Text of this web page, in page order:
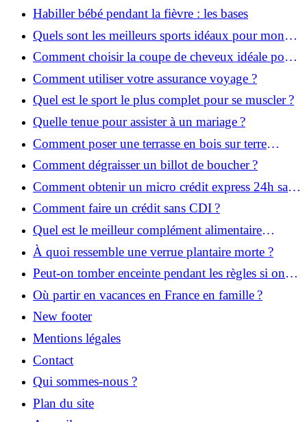
Habiller bébé pendant la fièvre : les bases
Quels sont les meilleurs sports idéaux pour mon
enfant ?
Comment choisir la coupe de cheveux idéale pour
votre visage ?
Comment utiliser votre assurance voyage ?
Quel est le sport le plus complet pour se muscler ?
Quelle tenue pour assister à un mariage ?
Comment poser une terrasse en bois sur terre
battue ?
Comment dégraisser un billot de boucher ?
Comment obtenir un micro crédit express 24h sans
justificatif ?
Comment faire un crédit sans CDI ?
Quel est le meilleur complément alimentaire
cheveux efficace ? Notre avis dans cet article
À quoi ressemble une verrue plantaire morte ?
Peut-on tomber enceinte pendant les règles si on
prend la pilule ?
Où partir en vacances en France en famille ?
New footer
Mentions légales
Contact
Qui sommes-nous ?
Plan du site